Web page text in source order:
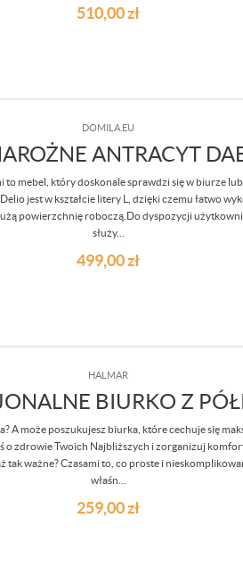
510,00zł
DOMILA.EU
ANTRACYT
to mebel, który doskonale sprawdzi się w biurze
jest w kształcie litery L, dzięki czemu łatwo
powierzchnię roboczą.Do dyspozycji
służy...
499,00zł
HALMAR
BIURKO Z
A może poszukujesz biurka, które cechuje się
o zdrowie Twoich Najbliższych i zorganizuj
tak ważne? Czasami to, co proste i
właśn...
259,00zł